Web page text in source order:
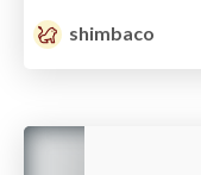
shimbaco